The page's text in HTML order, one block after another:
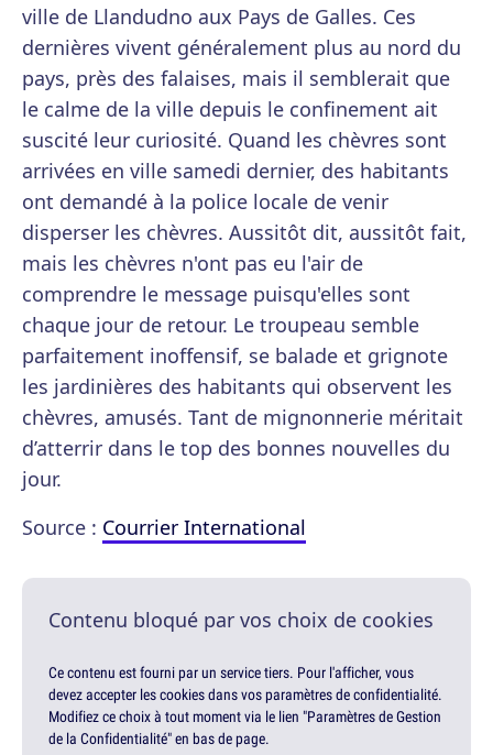
ville de Llandudno aux Pays de Galles. Ces
dernières vivent généralement plus au nord du
pays, près des falaises, mais il semblerait que
le calme de la ville depuis le confinement ait
suscité leur curiosité. Quand les chèvres sont
arrivées en ville samedi dernier, des habitants
ont demandé à la police locale de venir
disperser les chèvres. Aussitôt dit, aussitôt fait,
mais les chèvres n'ont pas eu l'air de
comprendre le message puisqu'elles sont
chaque jour de retour. Le troupeau semble
parfaitement inoffensif, se balade et grignote
les jardinières des habitants qui observent les
chèvres, amusés. Tant de mignonnerie méritait
d’atterrir dans le top des bonnes nouvelles du
jour.
Source : Courrier International
Contenu bloqué par vos choix de cookies
Ce contenu est fourni par un service tiers. Pour l'afficher, vous
devez accepter les cookies dans vos paramètres de confidentialité.
Modifiez ce choix à tout moment via le lien "Paramètres de Gestion
de la Confidentialité" en bas de page.